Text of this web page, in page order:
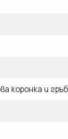
коронка и гръб